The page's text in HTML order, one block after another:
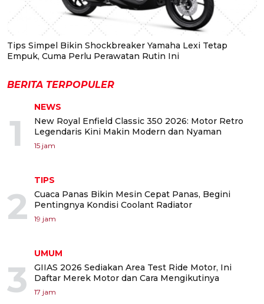
Tips Simpel Bikin Shockbreaker Yamaha Lexi Tetap
Empuk, Cuma Perlu Perawatan Rutin Ini
BERITA TERPOPULER
1
NEWS
New Royal Enfield Classic 350 2026: Motor Retro
Legendaris Kini Makin Modern dan Nyaman
15 jam
2
TIPS
Cuaca Panas Bikin Mesin Cepat Panas, Begini
Pentingnya Kondisi Coolant Radiator
19 jam
3
UMUM
GIIAS 2026 Sediakan Area Test Ride Motor, Ini
Daftar Merek Motor dan Cara Mengikutinya
17 jam